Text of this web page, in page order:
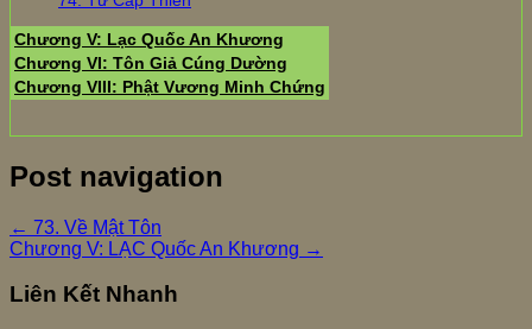
Chương V: Lạc Quốc An Khương
Chương VI: Tôn Giả Cúng Dường
Chương VIII: Phật Vương Minh Chứng
Post navigation
← 73. Về Mật Tôn
Chương V: LẠC Quốc An Khương →
Liên Kết Nhanh